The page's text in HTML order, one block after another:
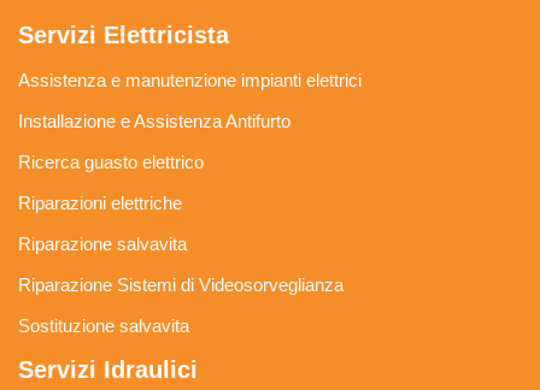
Servizi Elettricista
Assistenza e manutenzione impianti elettrici
Installazione e Assistenza Antifurto
Ricerca guasto elettrico
Riparazioni elettriche
Riparazione salvavita
Riparazione Sistemi di Videosorveglianza
Sostituzione salvavita
Servizi Idraulici